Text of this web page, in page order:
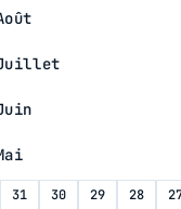
31 30 29 28